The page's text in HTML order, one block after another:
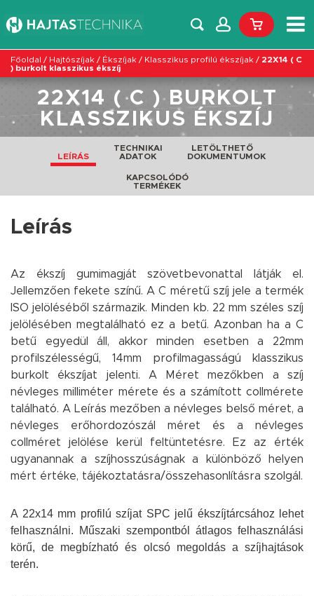
Főoldal / Hajtószíjak / Ékszíjak / Klasszikus profilú ékszíjak / 22X14 ( C
) burkolt klasszikus ékszíj
22X14 ( C ) BURKOLT
KLASSZIKUS ÉKSZÍJ
LEÍRÁS
TECHNIKAI
ADATOK
LETÖLTHETŐ
DOKUMENTUMOK
KAPCSOLÓDÓ
TERMÉKEK
Leírás
Az ékszíj gumimagját szövetbevonattal látják el.
Jellemzően fekete színű. A C méretű szíj jele a termék
ISO jelöléséből származik. Minden kb. 22 mm széles szíj
jelölésében megtalálható ez a betű. Azonban ha a C
betű egyedül áll, akkor minden esetben a 22mm
profilszélességű, 14mm profilmagasságú klasszikus
burkolt ékszíjat jelenti. A Méret mezőkben a szíj
névleges milliméter mérete és a számított collmérete
található. A Leírás mezőben a névleges belső méret, a
névleges erőhordozószál méret és a névleges
collméret jelölése kerül feltüntetésre. Ez az érték
ugyanannak a szíjhosszúságnak a különböző helyen
mért értéke, tájékoztatásra/összehasonlításra szolgál.
A 22x14 mm profilú szíjat SPC jelű ékszíjtárcsához lehet
felhasználni. Műszaki szempontból átlagos felhasználási
körű, de megbízható és olcsó megoldás a szíjhajtások
terén.